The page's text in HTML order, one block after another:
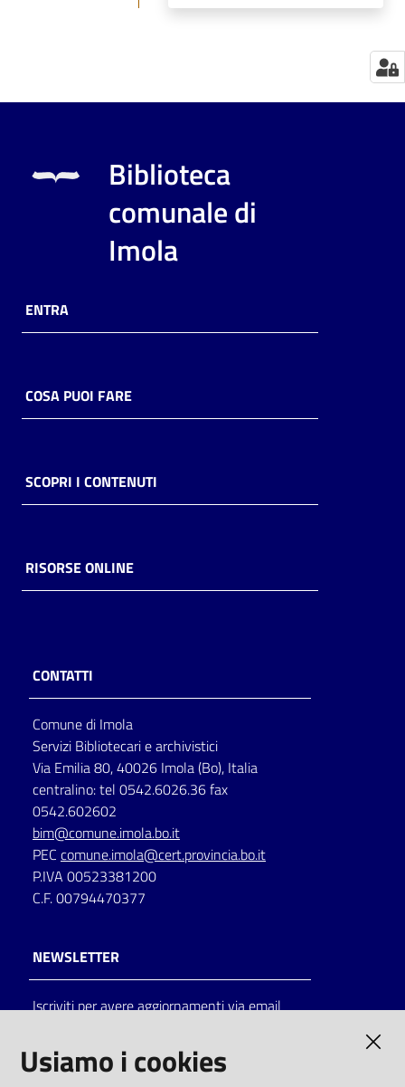
Biblioteca
comunale di
Imola
ENTRA
COSA PUOI FARE
SCOPRI I CONTENUTI
RISORSE ONLINE
CONTATTI
Comune di Imola
Servizi Bibliotecari e archivistici
Via Emilia 80, 40026 Imola (Bo), Italia
centralino: tel 0542.6026.36 fax
0542.602602
bim@comune.imola.bo.it
PEC comune.imola@cert.provincia.bo.it
P.IVA 00523381200
C.F. 00794470377
NEWSLETTER
Iscriviti per avere aggiornamenti via email
Usiamo i cookies